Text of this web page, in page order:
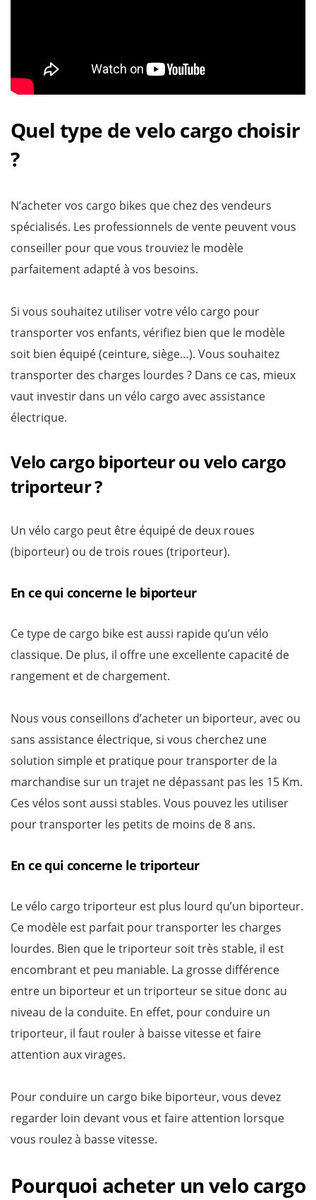
Quel type de velo cargo choisir
?
N’acheter vos cargo bikes que chez des vendeurs
spécialisés. Les professionnels de vente peuvent vous
conseiller pour que vous trouviez le modèle
parfaitement adapté à vos besoins.
Si vous souhaitez utiliser votre vélo cargo pour
transporter vos enfants, vérifiez bien que le modèle
soit bien équipé (ceinture, siège…). Vous souhaitez
transporter des charges lourdes ? Dans ce cas, mieux
vaut investir dans un vélo cargo avec assistance
électrique.
Velo cargo biporteur ou velo cargo
triporteur ?
Un vélo cargo peut être équipé de deux roues
(biporteur) ou de trois roues (triporteur).
En ce qui concerne le biporteur
Ce type de cargo bike est aussi rapide qu’un vélo
classique. De plus, il offre une excellente capacité de
rangement et de chargement.
Nous vous conseillons d’acheter un biporteur, avec ou
sans assistance électrique, si vous cherchez une
solution simple et pratique pour transporter de la
marchandise sur un trajet ne dépassant pas les 15 Km.
Ces vélos sont aussi stables. Vous pouvez les utiliser
pour transporter les petits de moins de 8 ans.
En ce qui concerne le triporteur
Le vélo cargo triporteur est plus lourd qu’un biporteur.
Ce modèle est parfait pour transporter les charges
lourdes. Bien que le triporteur soit très stable, il est
encombrant et peu maniable. La grosse différence
entre un biporteur et un triporteur se situe donc au
niveau de la conduite. En effet, pour conduire un
triporteur, il faut rouler à baisse vitesse et faire
attention aux virages.
Pour conduire un cargo bike biporteur, vous devez
regarder loin devant vous et faire attention lorsque
vous roulez à basse vitesse.
Pourquoi acheter un velo cargo